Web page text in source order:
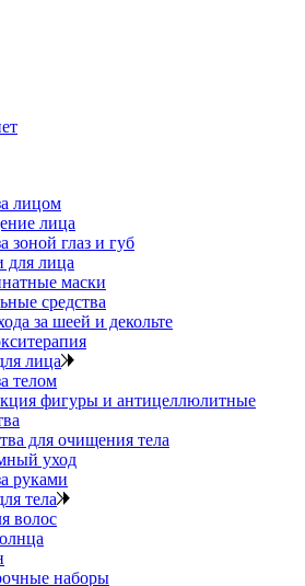
лицом
лица
зоной глаз и губ
для лица
маски
средства
за шеей и декольте
лица
телом
фигуры и антицеллюлитные
для очищения тела
уход
руками
тела
волос
наборы